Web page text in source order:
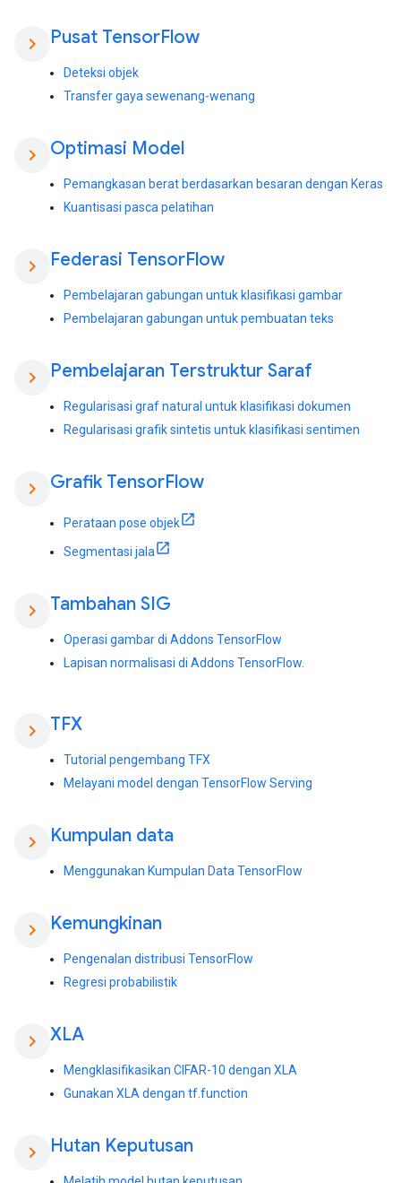
chevron_right Pusat TensorFlow
Deteksi objek
Transfer gaya sewenang-wenang
chevron_right Optimasi Model
Pemangkasan berat berdasarkan besaran dengan Keras
Kuantisasi pasca pelatihan
chevron_right Federasi TensorFlow
Pembelajaran gabungan untuk klasifikasi gambar
Pembelajaran gabungan untuk pembuatan teks
chevron_right Pembelajaran Terstruktur Saraf
Regularisasi graf natural untuk klasifikasi dokumen
Regularisasi grafik sintetis untuk klasifikasi sentimen
chevron_right Grafik TensorFlow
Perataan pose objek
Segmentasi jala
chevron_right Tambahan SIG
Operasi gambar di Addons TensorFlow
Lapisan normalisasi di Addons TensorFlow.
chevron_right TFX
Tutorial pengembang TFX
Melayani model dengan TensorFlow Serving
chevron_right Kumpulan data
Menggunakan Kumpulan Data TensorFlow
chevron_right Kemungkinan
Pengenalan distribusi TensorFlow
Regresi probabilistik
chevron_right XLA
Mengklasifikasikan CIFAR-10 dengan XLA
Gunakan XLA dengan tf.function
chevron_right Hutan Keputusan